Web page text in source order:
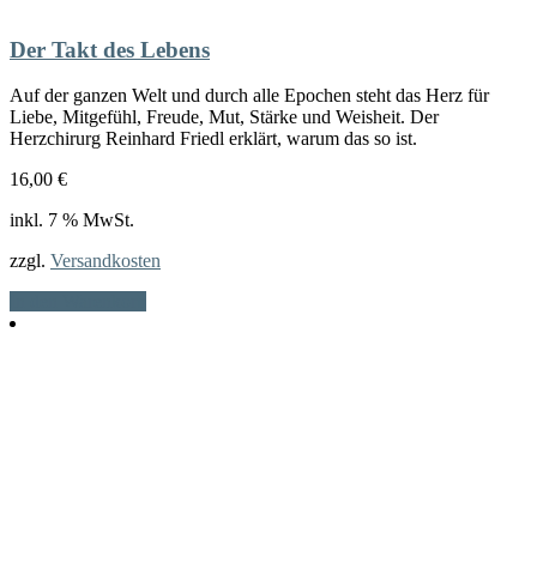
Der Takt des Lebens
Auf der ganzen Welt und durch alle Epochen steht das Herz für
Liebe, Mitgefühl, Freude, Mut, Stärke und Weisheit. Der
Herzchirurg Reinhard Friedl erklärt, warum das so ist.
16,00 €
inkl. 7 % MwSt.
zzgl. Versandkosten